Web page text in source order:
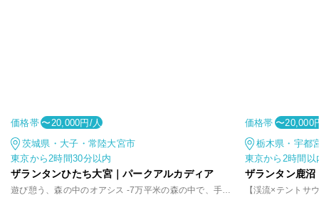
価格帯 〜20,000円/人
茨城県・大子・常陸大宮市
東京から2時間30分以内
ザランタンひたち大宮｜パークアルカディア
価格帯 〜20,000
栃木県・宇都
東京から2時間以
ザランタン鹿沼